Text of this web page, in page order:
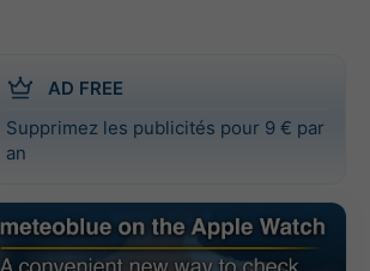
AD FREE
Supprimez les publicités pour 9 € par
an